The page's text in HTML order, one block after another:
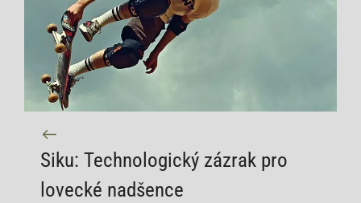
Siku: Technologický zázrak pro
lovecké nadšence